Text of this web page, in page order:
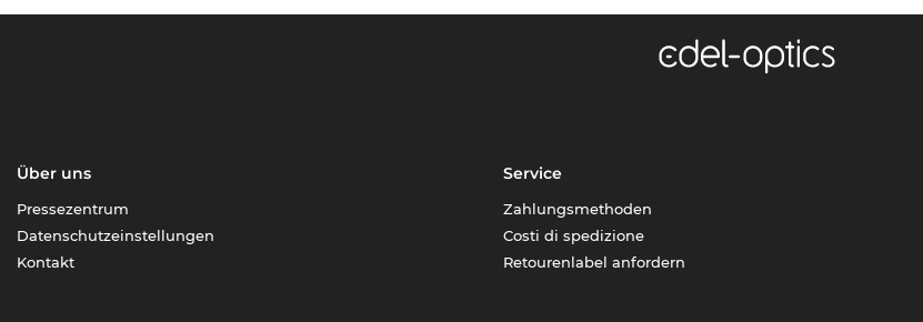
Über uns
Pressezentrum
Datenschutzeinstellungen
Kontakt
Service
Zahlungsmethoden
Costi di spedizione
Retourenlabel anfordern